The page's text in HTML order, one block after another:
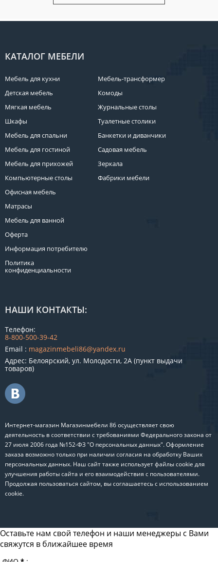
КАТАЛОГ МЕБЕЛИ
Мебель для кухни
Детская мебель
Мягкая мебель
Шкафы
Мебель для спальни
Мебель для гостиной
Мебель для прихожей
Компьютерные столы
Офисная мебель
Матрасы
Мебель для ванной
Оферта
Информация потребителю
Политика
конфиденциальности
Мебель-трансформер
Комоды
Журнальные столы
Туалетные столики
Банкетки и диванчики
Садовая мебель
Зеркала
Фабрики мебели
НАШИ КОНТАКТЫ:
Телефон:
8-800-500-39-42
Email : magazinmebeli86@yandex.ru
Адрес: Белоярский, ул. Молодости, 2А (пункт выдачи
товаров)
Интернет-магазин Магазинмебели 86 осуществляет свою
деятельность в соответствии с требованиями Федерального закона от
27 июля 2006 года №152-ФЗ "О персональных данных". Оформление
заказа возможно только при наличии согласия на обработку Ваших
персональных данных. Наш сайт также использует файлы cookie для
улучшения работы сайта и его взаимодействия с пользователями.
Продолжая пользоваться сайтом, вы соглашаетесь с использованием
cookie.
Оставьте нам свой телефон и наши менеджеры с Вами
свяжутся в ближайшее время